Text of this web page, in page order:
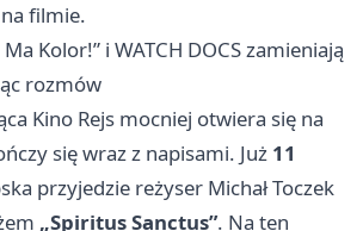
filmie.
Kolor!” i WATCH DOCS zamieniają
rozmów
Kino Rejs mocniej otwiera się na
się wraz z napisami. Już 11
przyjedzie reżyser Michał Toczek
„Spiritus Sanctus”. Na ten